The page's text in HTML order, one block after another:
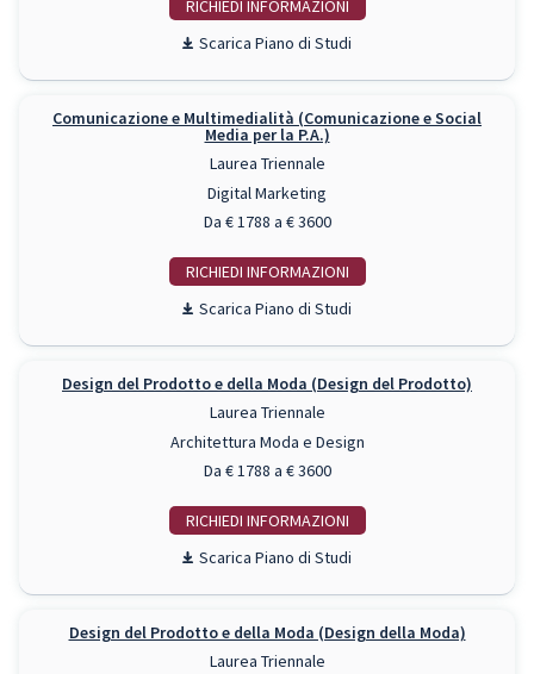
RICHIEDI INFO
Piano di Studi
Comunicazione e Multimedialità (Comunicazione e Social
Media per la P.A.)
Laurea Triennale
Digital Marketing
Da € 1788 a € 3600
RICHIEDI INFO
Piano di Studi
Design del Prodotto e della Moda (Design del Prodotto)
Laurea Triennale
Architettura Moda e Design
Da € 1788 a € 3600
RICHIEDI INFO
Piano di Studi
Design del Prodotto e della Moda (Design della Moda)
Laurea Triennale